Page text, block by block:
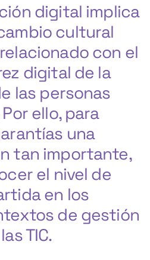
digital implica
cultural
con el
digital de la
las personas
ello, para
una
tan importante,
el nivel de
en los
de gestión
TIC.